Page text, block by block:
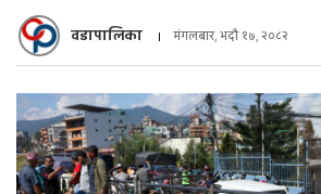
वडापालिका मंगलबार, भदौ १७, २०८२